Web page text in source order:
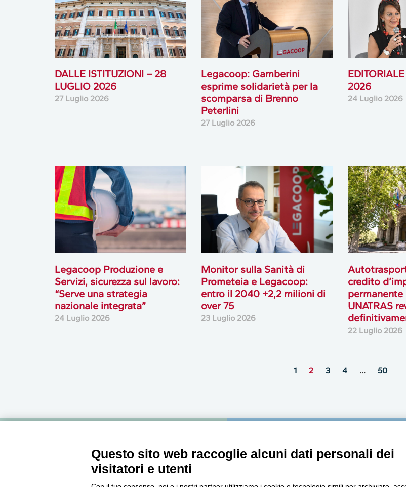
DALLE ISTITUZIONI – 28
LUGLIO 2026
27 Luglio 2026
Legacoop: Gamberini
esprime solidarietà per la
scomparsa di Brenno
Peterlini
27 Luglio 2026
2026
24 Luglio 2026
Legacoop Produzione e
Servizi, sicurezza sul lavoro:
“Serve una strategia
nazionale integrata”
24 Luglio 2026
Monitor sulla Sanità di
Prometeia e Legacoop:
entro il 2040 +2,2 milioni di
over 75
23 Luglio 2026
credito
UNATRAS
22 Luglio 2026
1 2 3 4 … 50
Newsletter MultiMedia
Questo sito web raccoglie alcuni dati personali dei
visitatori e utenti